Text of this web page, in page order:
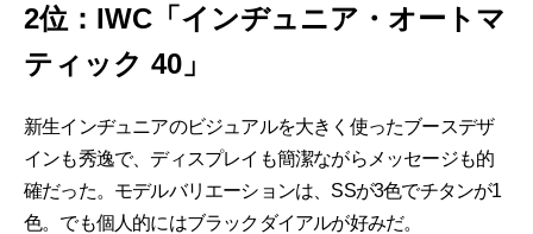
2位：IWC「インヂュニア・オートマ
ティック 40」
新生インヂュニアのビジュアルを大きく使ったブースデザ
インも秀逸で、ディスプレイも簡潔ながらメッセージも的
確だった。モデルバリエーションは、SSが3色でチタンが1
色。でも個人的にはブラックダイアルが好みだ。